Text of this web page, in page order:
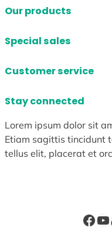
Our products
Special sales
Customer service
Stay connected
Lorem ipsum dolor sit
Etiam sagittis tincidunt
tellus elit, placerat et